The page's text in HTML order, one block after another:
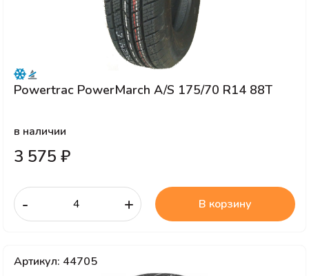
Powertrac PowerMarch A/S 175/70 R14 88T
в наличии
3 575 ₽
- + В корзину
Артикул: 44705